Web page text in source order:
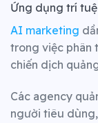
Ứng dụng trí
AI marketing
trong việc phân
chiến dịch
Các agency
người tiêu